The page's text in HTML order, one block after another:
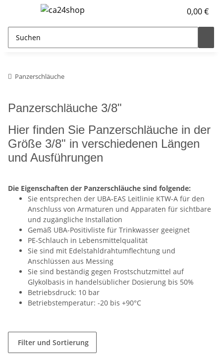
0,00 €
Panzerschläuche
Panzerschläuche 3/8"
Hier finden Sie Panzerschläuche in der
Größe 3/8" in verschiedenen Längen
und Ausführungen
Die Eigenschaften der Panzerschläuche sind folgende:
Sie entsprechen der UBA-EAS Leitlinie KTW-A für den
Anschluss von Armaturen und Apparaten für sichtbare
und zugängliche Installation
Gemäß UBA-Positivliste für Trinkwasser geeignet
PE-Schlauch in Lebensmittelqualität
Sie sind mit Edelstahldrahtumflechtung und
Anschlüssen aus Messing
Sie sind beständig gegen Frostschutzmittel auf
Glykolbasis in handelsüblicher Dosierung bis 50%
Betriebsdruck: 10 bar
Betriebstemperatur: -20 bis +90°C
Filter und Sortierung